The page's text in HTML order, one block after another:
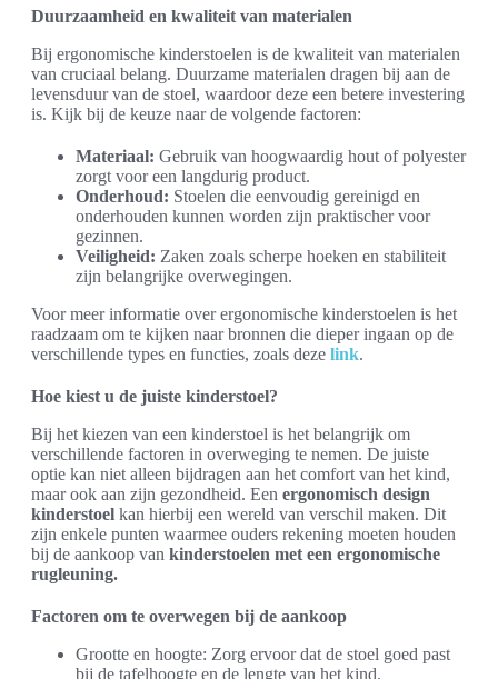
Duurzaamheid en kwaliteit van materialen
Bij ergonomische kinderstoelen is de kwaliteit van materialen
van cruciaal belang. Duurzame materialen dragen bij aan de
levensduur van de stoel, waardoor deze een betere investering
is. Kijk bij de keuze naar de volgende factoren:
Materiaal: Gebruik van hoogwaardig hout of polyester
zorgt voor een langdurig product.
Onderhoud: Stoelen die eenvoudig gereinigd en
onderhouden kunnen worden zijn praktischer voor
gezinnen.
Veiligheid: Zaken zoals scherpe hoeken en stabiliteit
zijn belangrijke overwegingen.
Voor meer informatie over ergonomische kinderstoelen is het
raadzaam om te kijken naar bronnen die dieper ingaan op de
verschillende types en functies, zoals deze link.
Hoe kiest u de juiste kinderstoel?
Bij het kiezen van een kinderstoel is het belangrijk om
verschillende factoren in overweging te nemen. De juiste
optie kan niet alleen bijdragen aan het comfort van het kind,
maar ook aan zijn gezondheid. Een ergonomisch design
kinderstoel kan hierbij een wereld van verschil maken. Dit
zijn enkele punten waarmee ouders rekening moeten houden
bij de aankoop van kinderstoelen met een ergonomische
rugleuning.
Factoren om te overwegen bij de aankoop
Grootte en hoogte: Zorg ervoor dat de stoel goed past
bij de tafelhoogte en de lengte van het kind.